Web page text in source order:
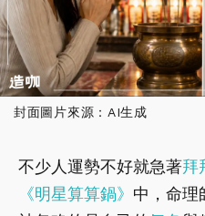
封面圖片來源：AI生成
不少人運勢不好就急著拜
《明星算算鍋》 中，命理